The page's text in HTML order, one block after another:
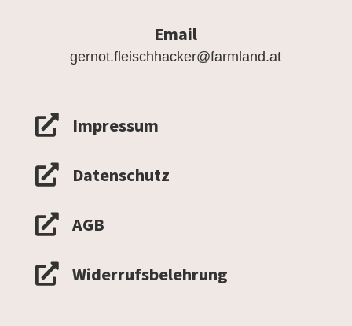
Email
gernot.fleischhacker@farmland.at
 Impressum
 Datenschutz
 AGB
 Widerrufsbelehrung